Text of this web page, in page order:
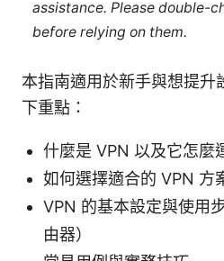
assistance. Please double-
before relying on them.
本指南適用於新手與想提升
下重點：
什麼是 VPN 以及它怎麼
如何選擇適合的 VPN 方
VPN 的基本設定與使用
由器）